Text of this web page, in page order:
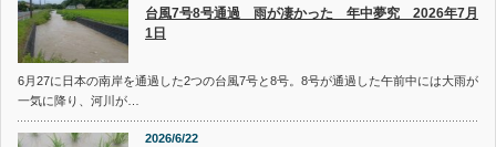
台風7号8号通過 雨が凄かった 年中夢究 2026年7月
1日
6月27に日本の南岸を通過した2つの台風7号と8号。8号が通過した午前中には大雨が
一気に降り、河川が…
2026/6/22